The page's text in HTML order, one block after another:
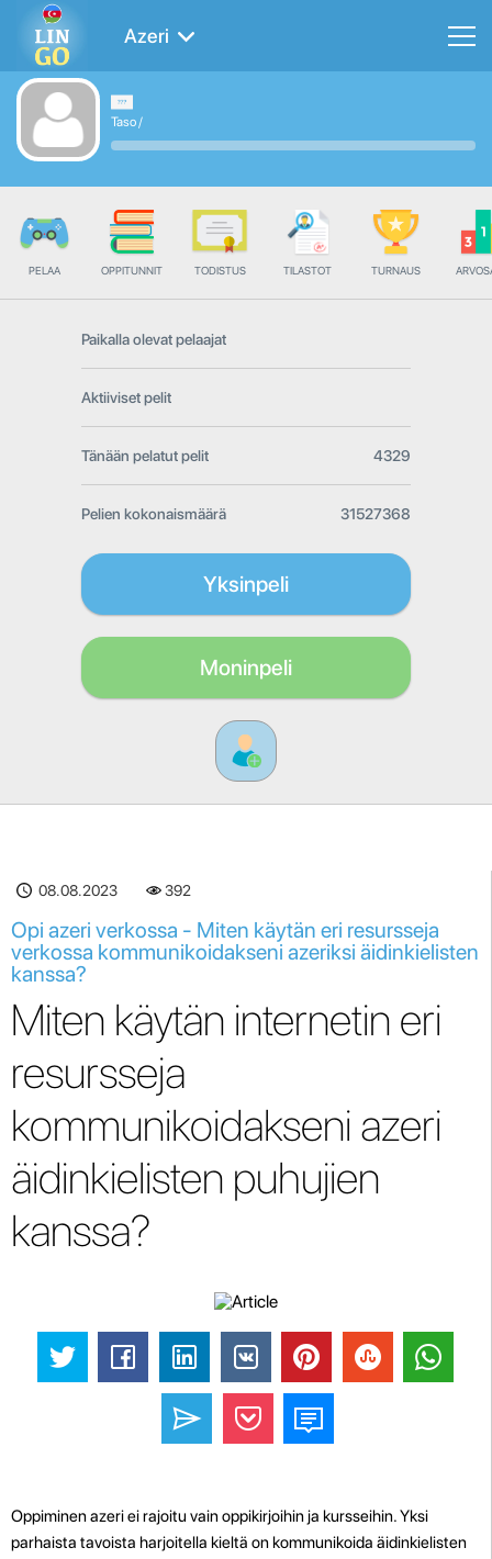
Azeri
Taso/
PELAA OPPITUNNIT TODISTUS TILASTOT TURNAUS
Paikalla olevat pelaajat
Aktiiviset pelit
Tänään pelatut pelit 4329
Pelien kokonaismäärä 31527368
Yksinpeli
Moninpeli
08.08.2023 392
Opi azeri verkossa - Miten käytän eri resursseja
verkossa kommunikoidakseni azeriksi äidinkielisten
kanssa?
Miten käytän internetin eri
resursseja
kommunikoidakseni azeri
äidinkielisten puhujien
kanssa?
Oppiminen azeri ei rajoitu vain oppikirjoihin ja kursseihin. Yksi
parhaista tavoista harjoitella kieltä on kommunikoida äidinkielisten